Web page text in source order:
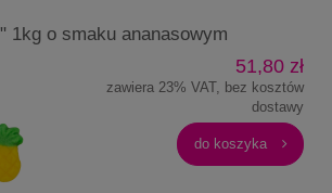
1kg o smaku ananasowym
51,80 zł
zawiera 23% VAT, bez kosztów
dostawy
do koszyka